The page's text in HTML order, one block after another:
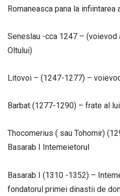
Romaneasca pana la infiintarea
Seneslau -cca 1247 – (voievod
Oltului)
Litovoi – (1247-1277) –
Barbat (1277-1290) – frate al
Thocomerius ( sau Tohomir)
Basarab I Intemeietorul
Basarab I (1310 -1352) –
fondatorul primei dinastii de